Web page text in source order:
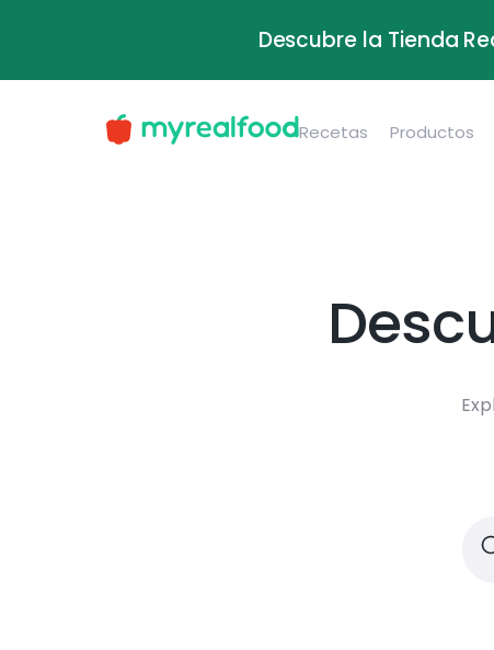
Descubre la Tienda
Recetas Productos